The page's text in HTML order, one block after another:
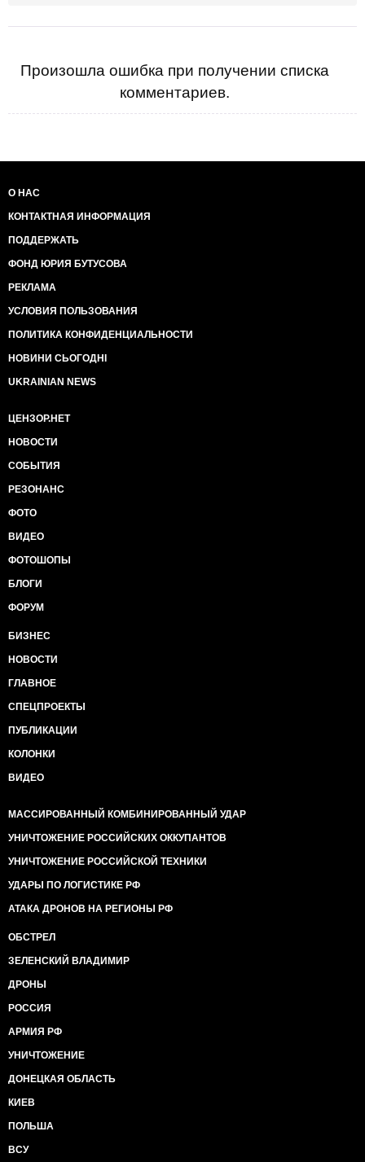
Произошла ошибка при получении списка
комментариев.
О НАС
КОНТАКТНАЯ ИНФОРМАЦИЯ
ПОДДЕРЖАТЬ
ФОНД ЮРИЯ БУТУСОВА
РЕКЛАМА
УСЛОВИЯ ПОЛЬЗОВАНИЯ
ПОЛИТИКА КОНФИДЕНЦИАЛЬНОСТИ
НОВИНИ СЬОГОДНІ
UKRAINIAN NEWS
ЦЕНЗОР.НЕТ
НОВОСТИ
СОБЫТИЯ
РЕЗОНАНС
ФОТО
ВИДЕО
ФОТОШОПЫ
БЛОГИ
ФОРУМ
БИЗНЕС
НОВОСТИ
ГЛАВНОЕ
СПЕЦПРОЕКТЫ
ПУБЛИКАЦИИ
КОЛОНКИ
ВИДЕО
МАССИРОВАННЫЙ КОМБИНИРОВАННЫЙ УДАР
УНИЧТОЖЕНИЕ РОССИЙСКИХ ОККУПАНТОВ
УНИЧТОЖЕНИЕ РОССИЙСКОЙ ТЕХНИКИ
УДАРЫ ПО ЛОГИСТИКЕ РФ
АТАКА ДРОНОВ НА РЕГИОНЫ РФ
ОБСТРЕЛ
ЗЕЛЕНСКИЙ ВЛАДИМИР
ДРОНЫ
РОССИЯ
АРМИЯ РФ
УНИЧТОЖЕНИЕ
ДОНЕЦКАЯ ОБЛАСТЬ
КИЕВ
ПОЛЬША
ВСУ